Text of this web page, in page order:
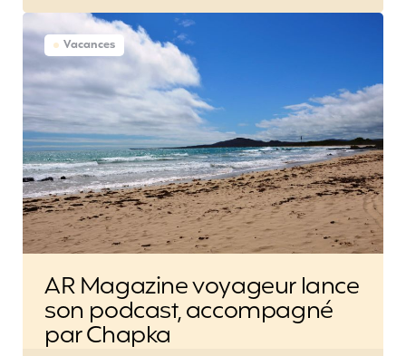
Vacances
AR Magazine voyageur lance
son podcast, accompagné
par Chapka